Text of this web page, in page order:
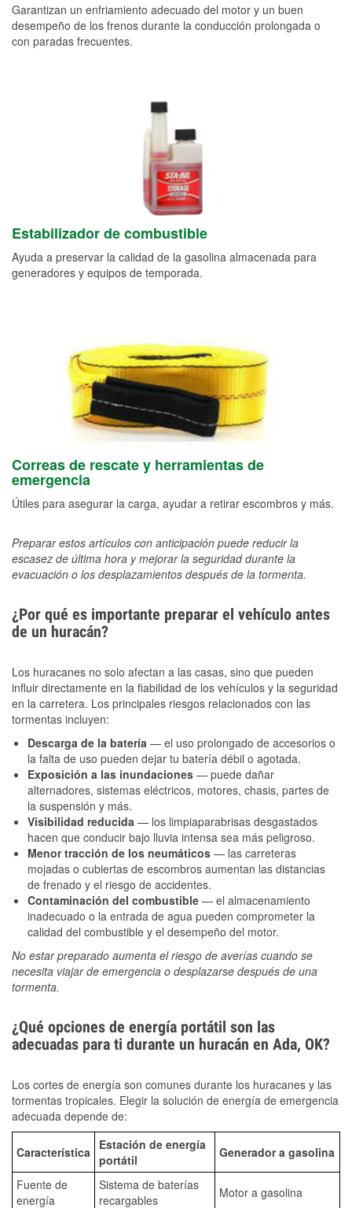
Garantizan un enfriamiento adecuado del motor y un buen
desempeño de los frenos durante la conducción prolongada o
con paradas frecuentes.
Estabilizador de combustible
Ayuda a preservar la calidad de la gasolina almacenada para
generadores y equipos de temporada.
Correas de rescate y herramientas de
emergencia
Útiles para asegurar la carga, ayudar a retirar escombros y más.
Preparar estos artículos con anticipación puede reducir la
escasez de última hora y mejorar la seguridad durante la
evacuación o los desplazamientos después de la tormenta.
¿Por qué es importante preparar el vehículo antes
de un huracán?
Los huracanes no solo afectan a las casas, sino que pueden
influir directamente en la fiabilidad de los vehículos y la seguridad
en la carretera. Los principales riesgos relacionados con las
tormentas incluyen:
Descarga de la batería — el uso prolongado de accesorios o
la falta de uso pueden dejar tu batería débil o agotada.
Exposición a las inundaciones — puede dañar
alternadores, sistemas eléctricos, motores, chasis, partes de
la suspensión y más.
Visibilidad reducida — los limpiaparabrisas desgastados
hacen que conducir bajo lluvia intensa sea más peligroso.
Menor tracción de los neumáticos — las carreteras
mojadas o cubiertas de escombros aumentan las distancias
de frenado y el riesgo de accidentes.
Contaminación del combustible — el almacenamiento
inadecuado o la entrada de agua pueden comprometer la
calidad del combustible y el desempeño del motor.
No estar preparado aumenta el riesgo de averías cuando se
necesita viajar de emergencia o desplazarse después de una
tormenta.
¿Qué opciones de energía portátil son las
adecuadas para ti durante un huracán en Ada, OK?
Los cortes de energía son comunes durante los huracanes y las
tormentas tropicales. Elegir la solución de energía de emergencia
adecuada depende de:
Característica
Estación de energía
portátil
Generador a gasolina
Fuente de
energía
Sistema de baterías
recargables
Motor a gasolina